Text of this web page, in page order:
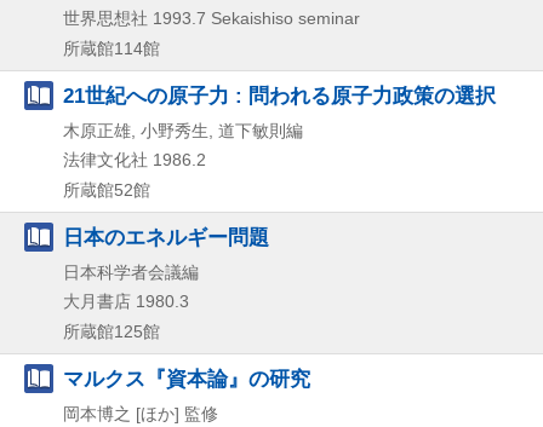
世界思想社 1993.7 Sekaishiso seminar
所蔵館114館
21世紀への原子力 : 問われる原子力政策の選択
木原正雄, 小野秀生, 道下敏則編
法律文化社 1986.2
所蔵館52館
日本のエネルギー問題
日本科学者会議編
大月書店 1980.3
所蔵館125館
マルクス『資本論』の研究
岡本博之 [ほか] 監修